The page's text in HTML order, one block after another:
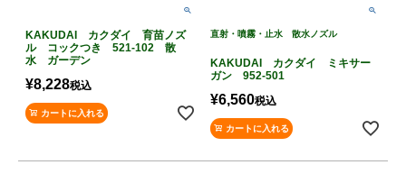
KAKUDAI カクダイ 育苗ノズ
ル コックつき 521-102 散
水 ガーデン
¥8,228税込
カートに入れる
直射・噴霧・止水 散水ノズル
KAKUDAI カクダイ ミキサー
ガン 952-501
¥6,560税込
カートに入れる